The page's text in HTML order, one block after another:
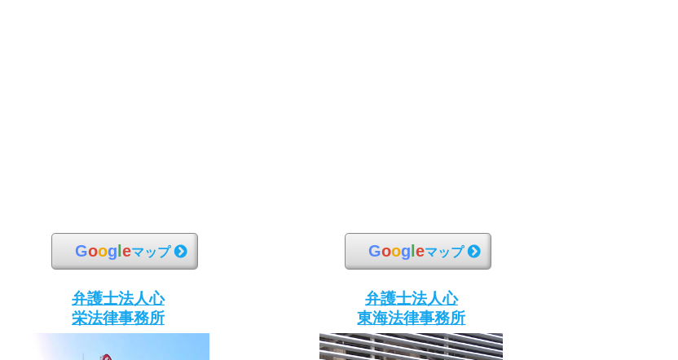
Goog eマップ Goog eマップ
弁護士法人心
栄法律事務所
弁護士法人心
東海法律事務所